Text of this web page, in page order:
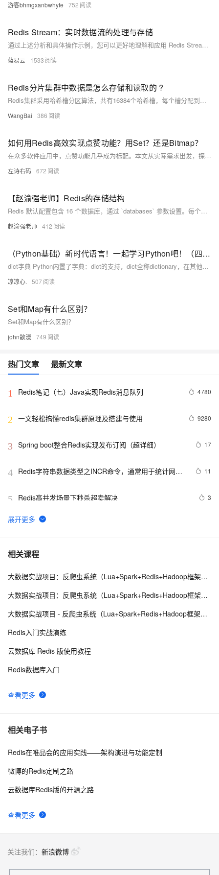
游客bhmgxanbwhyfe 752
Redis Stream：实时数据流的处理与存储
通过上述分析和具体操作示例，您可以更好地理解和应用 Redis Stream，满足各种实时数据处理需求。
蓝易云 1533
Redis分片集群中数据是怎么存储和读取的 ?
Redis集群采用哈希槽分区算法，共有16384个哈希槽，每个槽分配到不同的Redis节点上。数据操作时，通过CRC16算法对key计算并取模，确定其所属的槽和对应的节点，从而实现高效的数据存取。
WangBai 386
如何用Redis高效实现点赞功能？用Set？还是Bitmap？
在众多软件应用中，点赞功能几乎成为标配。本文从实际需求出发，探讨如何利用 Redis 的 `Set` 和 `Bitmap` 数据结构设计高效点赞系统，分析其优缺点，并提供 PHP 实现示例。通过对比两种方案，帮助开发者选择最适合的存储方式。
左诗右码 672
【赵渝强老师】Redis的存储结构
Redis 默认配置包含 16 个数据库，通过 `databases` 参数设置。每个数据库编号从 0 开始，默认连接 0 号数据库，可通过 `SELECT &lt;dbid&gt;` 切换。Redis 的核心存储结构包括 `dict`、`expires` 等字段，用于处理键值和过期行为。添加键时需指定数据库信息。视频讲解和代码示例详见内容。
赵渝强老师 412
（Python基础）新时代语言！一起学习Python吧！（四）：dict字典和set类型；切片类型、列表生成式；map和reduce迭代器；filter过滤函数、sorted排序函数；lambda函数
dict字典 Python内置了字典：dict的支持，dict全称dictionary，在其他语言中也称为map，使用键-值（key-value）存储，具有极快的查找速度。 我们可以通过声明JS对象一样的方式声明dict
凉凉心. 507
Set和Map有什么区别？
Set和Map有什么区别？
john散漫 749
热门文章 最新文章
1 Redis笔记（七）Java实现Redis消息队列 4780
2 一文轻松搞懂redis集群原理及搭建与使用 9280
3 Spring boot整合Redis实现发布订阅（超详细） 17
4 Redis字符串数据类型之INCR命令，通常用于统计网站
11
5 Redis高并发场景下秒杀超卖解决 3
6 Redis命令——字符串(String)
7 探索Redis发布订阅与消息队列：构建实时消息通信系统
8 Redis大Key解决方案
10SpringCloud微服务实战——搭建企业级开发框架（三十
+AOP实现微服务重复请求控制
相关课程
查看更多
大数据实战项目：反爬虫系统（Lua+Spark+Redis+Hadoop框架搭建）第三阶段
大数据实战项目：反爬虫系统（Lua+Spark+Redis+Hadoop框架搭建）第五阶段
大数据实战项目 - 反爬虫系统（Lua+Spark+Redis+Hadoop框架搭建）第六阶段
Redis入门实战演练
云数据库 Redis 版使用教程
Redis数据库入门
相关电子书
查看更多
Redis在唯品会的应用实践——架构演进与功能定制
微博的Redis定制之路
云数据库Redis版的开源之路
关注我们： 新浪微博